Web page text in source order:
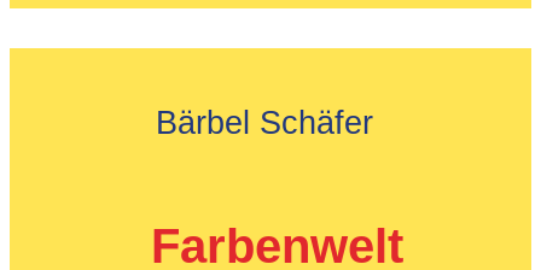
Bärbel Schäfer
Farbenwelt